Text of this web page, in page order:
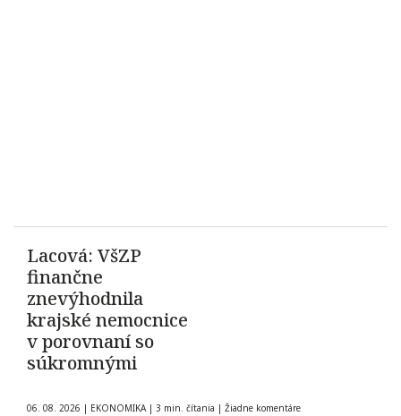
Lacová: VšZP
finančne
znevýhodnila
krajské nemocnice
v porovnaní so
súkromnými
06. 08. 2026 | EKONOMIKA | 3 min. čítania | Žiadne komentáre